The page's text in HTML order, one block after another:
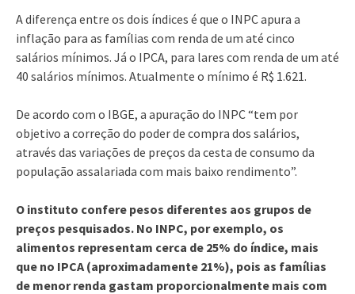
A diferença entre os dois índices é que o INPC apura a
inflação para as famílias com renda de um até cinco
salários mínimos. Já o IPCA, para lares com renda de um até
40 salários mínimos. Atualmente o mínimo é R$ 1.621.
De acordo com o IBGE, a apuração do INPC “tem por
objetivo a correção do poder de compra dos salários,
através das variações de preços da cesta de consumo da
população assalariada com mais baixo rendimento”.
O instituto confere pesos diferentes aos grupos de
preços pesquisados. No INPC, por exemplo, os
alimentos representam cerca de 25% do índice, mais
que no IPCA (aproximadamente 21%), pois as famílias
de menor renda gastam proporcionalmente mais com